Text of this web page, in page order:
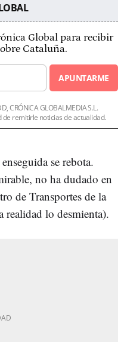
Global para recibir
Cataluña.
APUNTARME
CRÓNICA GLOBALMEDIA S.L.
remitirle noticias de actualidad.
se rebota.
no ha dudado en
de Transportes de la
realidad lo desmienta).